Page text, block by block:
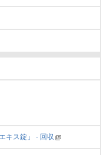
キス錠」 - 回収